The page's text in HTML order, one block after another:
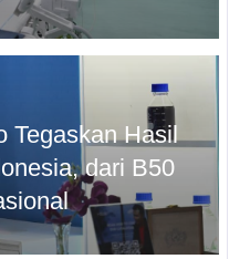
Tegaskan Hasil
dari B50